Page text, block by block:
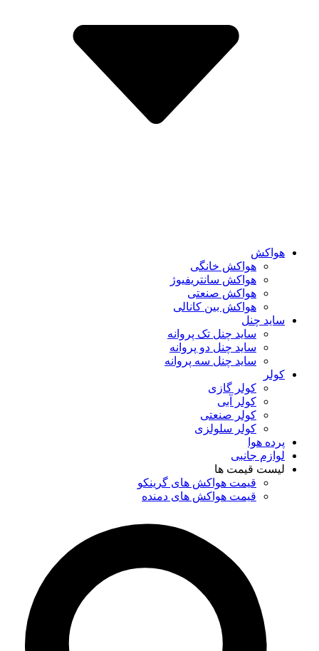
هواکش
هواکش خانگی
هواکش سانتریفیوژ
هواکش صنعتی
هواکش بین کانالی
ساید چنل
ساید چنل تک پروانه
ساید چنل دو پروانه
ساید چنل سه پروانه
کولر
کولر گازی
کولر آبی
کولر صنعتی
کولر سلولزی
پرده هوا
لوازم جانبی
لیست قیمت ها
قیمت هواکش های گرینکو
قیمت هواکش های دمنده